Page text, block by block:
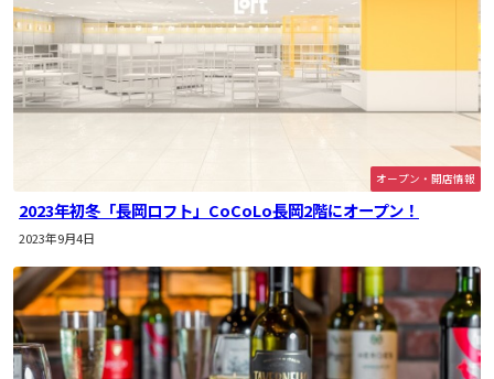
オープン・開店情報
2023年初冬「長岡ロフト」CoCoLo長岡2階にオープン！
2023年9月4日